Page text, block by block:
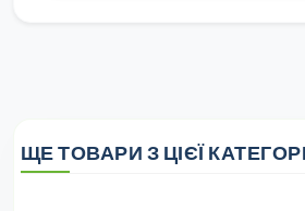
ЩЕ ТОВАРИ З ЦІЄЇ